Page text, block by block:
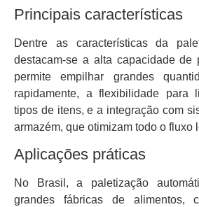
Principais características
Dentre as características da
destacam-se a alta capacidade de
permite empilhar grandes
rapidamente, a flexibilidade para
tipos de itens, e a integração com
armazém, que otimizam todo o fluxo
Aplicações práticas
No Brasil, a paletização
grandes fábricas de alimentos,